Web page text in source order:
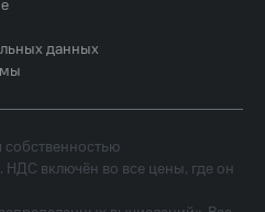
данных
собственностью
НДС включён во все цены, где он